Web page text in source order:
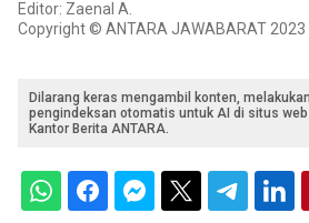
Editor: Zaenal A.
Copyright © ANTARA JAWABARAT 2023
Dilarang keras mengambil konten,
pengindeksan otomatis untuk AI di situs
Kantor Berita ANTARA.